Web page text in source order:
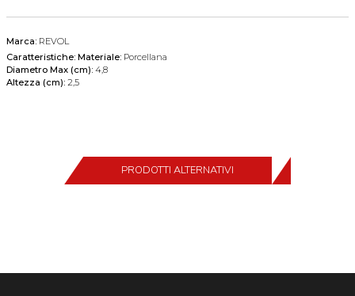
Marca: REVOL
Caratteristiche: Materiale: Porcellana
Diametro Max (cm): 4,8
Altezza (cm): 2,5
PRODOTTI ALTERNATIVI